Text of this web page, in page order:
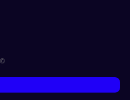
© Copyright 2023-2024 actu.ai